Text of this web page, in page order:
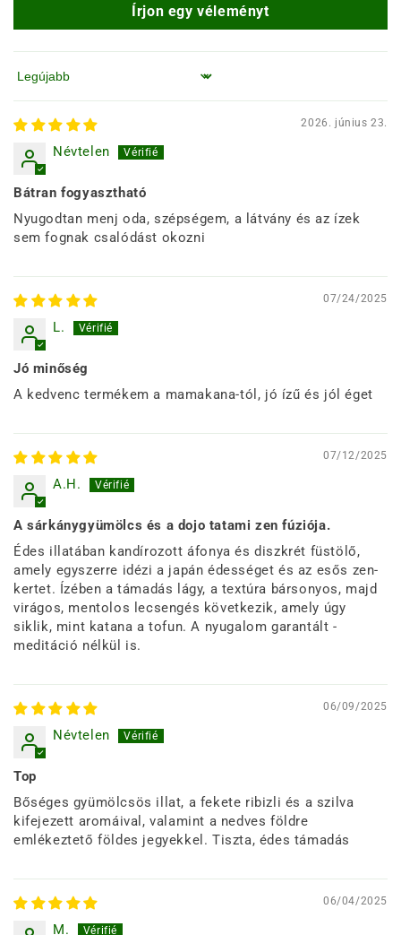
Írjon egy véleményt
Rendezés
2026. június 23.
Névtelen
Bátran fogyasztható
Nyugodtan menj oda, szépségem, a látvány és az ízek
sem fognak csalódást okozni
07/24/2025
L.
Jó minőség
A kedvenc termékem a mamakana-tól, jó ízű és jól éget
07/12/2025
A.H.
A sárkánygyümölcs és a dojo tatami zen fúziója.
Édes illatában kandírozott áfonya és diszkrét füstölő,
amely egyszerre idézi a japán édességet és az esős zen-
kertet. Ízében a támadás lágy, a textúra bársonyos, majd
virágos, mentolos lecsengés következik, amely úgy
siklik, mint katana a tofun. A nyugalom garantált -
meditáció nélkül is.
06/09/2025
Névtelen
Top
Bőséges gyümölcsös illat, a fekete ribizli és a szilva
kifejezett aromáival, valamint a nedves földre
emlékeztető földes jegyekkel. Tiszta, édes támadás
06/04/2025
M.